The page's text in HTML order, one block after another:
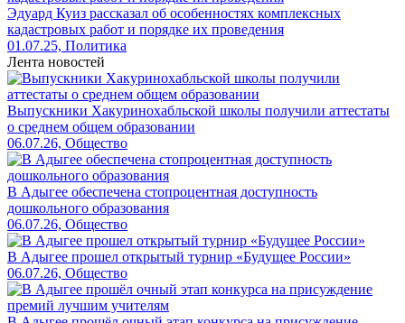
Эдуард Куиз рассказал об особенностях комплексных
кадастровых работ и порядке их проведения
01.07.25, Политика
Лента новостей
Выпускники Хакуринохабльской школы получили аттестаты
о среднем общем образовании
06.07.26, Общество
В Адыгее обеспечена стопроцентная доступность
дошкольного образования
06.07.26, Общество
В Адыгее прошел открытый турнир «Будущее России»
06.07.26, Общество